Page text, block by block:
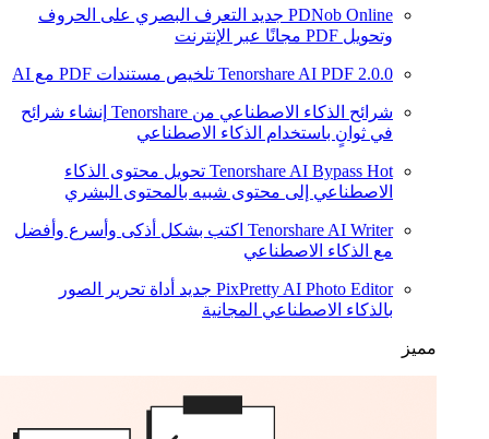
PDNob Online جديد التعرف البصري على الحروف
وتحويل PDF مجانًا عبر الإنترنت
Tenorshare AI PDF 2.0.0 تلخيص مستندات PDF مع AI
شرائح الذكاء الاصطناعي من Tenorshare
إنشاء شرائح
في ثوانٍ باستخدام الذكاء الاصطناعي
Tenorshare AI Bypass Hot
تحويل محتوى الذكاء
الاصطناعي إلى محتوى شبيه بالمحتوى البشري
Tenorshare AI Writer اكتب بشكل أذكى وأسرع وأفضل
مع الذكاء الاصطناعي
PixPretty AI Photo Editor جديد أداة تحرير الصور
بالذكاء الاصطناعي المجانية
مميز